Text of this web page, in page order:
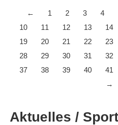
← 1 2 3 4
10
11 12 13 14
19
20 21 22 23
28
29 30 31 32
37
38 39 40 41
→
Aktuelles /